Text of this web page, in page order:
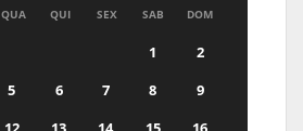
QUA QUI SEX SAB DOM
1
2
5 6 7 8
9